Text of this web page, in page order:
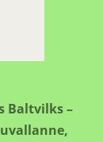
Baltvilks –